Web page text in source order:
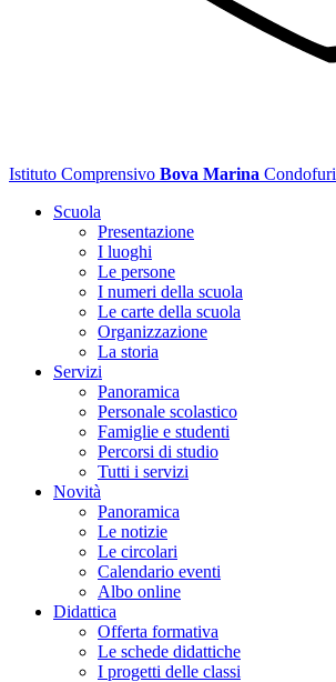
Istituto Comprensivo Bova Marina Condofuri
Scuola
Presentazione
I luoghi
Le persone
I numeri della scuola
Le carte della scuola
Organizzazione
La storia
Servizi
Panoramica
Personale scolastico
Famiglie e studenti
Percorsi di studio
Tutti i servizi
Novità
Panoramica
Le notizie
Le circolari
Calendario eventi
Albo online
Didattica
Offerta formativa
Le schede didattiche
I progetti delle classi